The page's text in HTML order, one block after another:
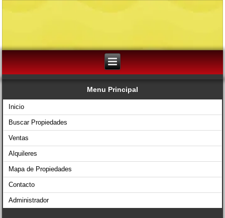
Menu Principal
Inicio
Buscar Propiedades
Ventas
Alquileres
Mapa de Propiedades
Contacto
Administrador